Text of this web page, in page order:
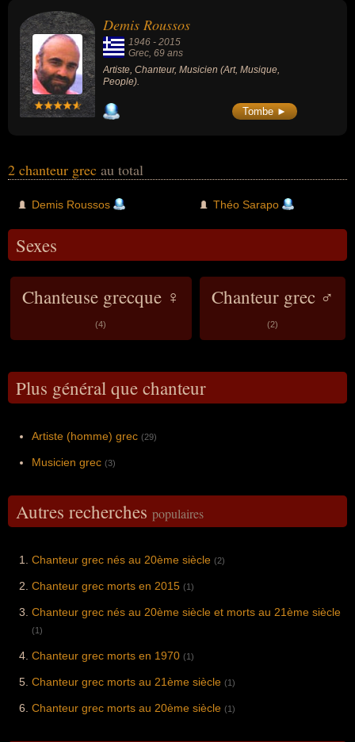
Demis Roussos
1946 - 2015
Grec , 69 ans
Artiste, Chanteur, Musicien (Art, Musique,
People).
Tombe ►
2 chanteur grec au total
Demis Roussos Théo Sarapo
Sexes
Chanteuse grecque ♀
(4)
Chanteur grec ♂
(2)
Plus général que chanteur
Artiste (homme) grec (29)
Musicien grec (3)
Autres recherches populaires
Chanteur grec nés au 20ème siècle (2)
Chanteur grec morts en 2015 (1)
Chanteur grec nés au 20ème siècle et morts au 21ème siècle
(1)
Chanteur grec morts en 1970 (1)
Chanteur grec morts au 21ème siècle (1)
Chanteur grec morts au 20ème siècle (1)